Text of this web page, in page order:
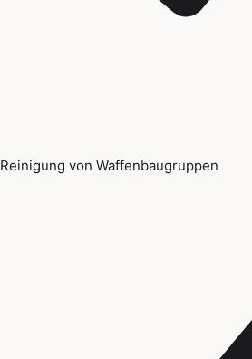
Reinigung von Waffenbaugruppen